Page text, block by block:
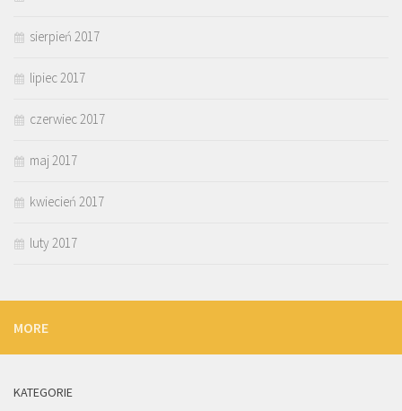
sierpień 2017
lipiec 2017
czerwiec 2017
maj 2017
kwiecień 2017
luty 2017
MORE
KATEGORIE